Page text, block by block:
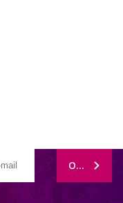
ODOBERAŤ